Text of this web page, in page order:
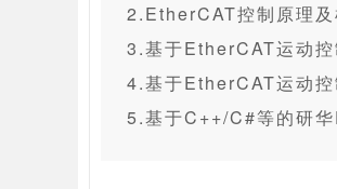
2.EtherCAT控制原理及
3.基于EtherCAT运动控
4.基于EtherCAT运动控
5.基于C++/C#等的研